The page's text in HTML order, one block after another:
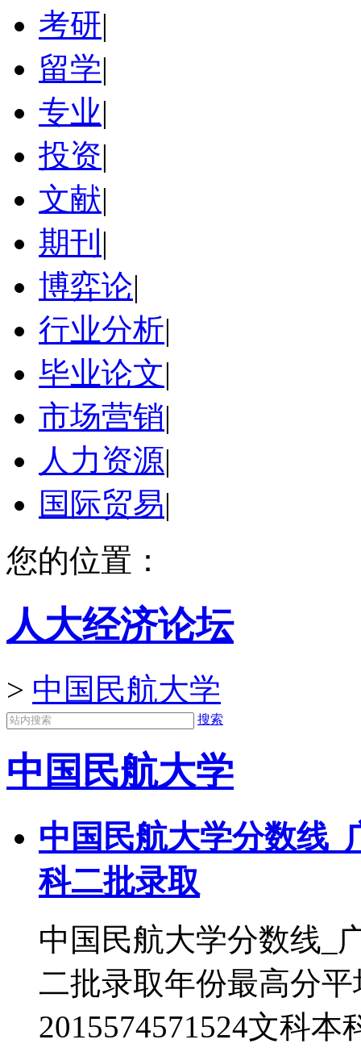
考研|
留学|
专业|
投资|
文献|
期刊 |
博弈论|
行业分析|
毕业论文|
市场营销|
人力资源|
国际贸易|
您的位置：
人大经济论坛
> 中国民航大学
搜索
中国民航大学
中国民航大学分数线_
科二批录取
中国民航大学分数线_
二批录取年份最高分
2015574571524文科